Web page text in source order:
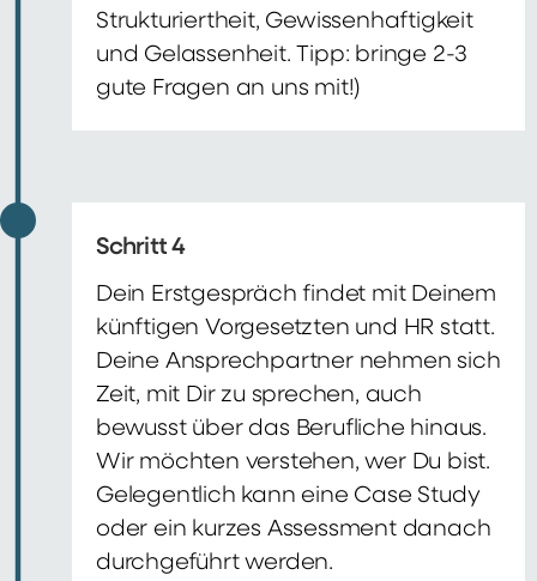
Strukturiertheit, Gewissenhaftigkeit
und Gelassenheit. Tipp: bringe 2-3
gute Fragen an uns mit!)
Schritt 4
Dein Erstgespräch findet mit Deinem
künftigen Vorgesetzten und HR statt.
Deine Ansprechpartner nehmen sich
Zeit, mit Dir zu sprechen, auch
bewusst über das Berufliche hinaus.
Wir möchten verstehen, wer Du bist.
Gelegentlich kann eine Case Study
oder ein kurzes Assessment danach
durchgeführt werden.